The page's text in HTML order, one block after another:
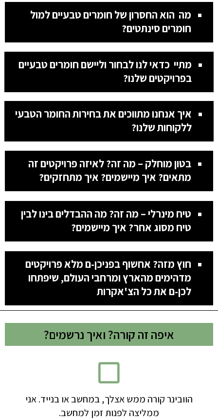
מה הוא החסרון של חומרים טבעיים למול
חומרים סינתטים?
מתיי כדאי לנו לבחור וליישם חומרים טבעיים
בפרויקטים שלנו?
איך אנחנו מתווכים את בחירות החומר הטבעי
ללקוחות שלנו?
בטון מוחלק – מה זה? לאיזה פרויקטים זה
מתאים? איך מיישמים? איך מתחזקים?
טיח מינרלי – מה זה? מה ההבדלים בינו לבין
טיח מסוג אחר? איך מיישמים?
חוץ מזה? אחשוף בפניכן-ם מלא פרויקטים
מדהימים מהארץ ומרחבי העולם, שיפתחו
לכן-ם את כל הצ'אקרות
איפה זה קורה? ואיך נרשמים?
הוובינר קורה ממש אצלך, במחשב או בנייד. אני
ממליצה לפנות זמן למחשב.